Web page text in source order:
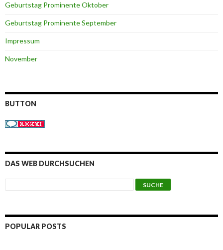
Geburtstag Prominente Oktober
Geburtstag Prominente September
Impressum
November
BUTTON
DAS WEB DURCHSUCHEN
POPULAR POSTS